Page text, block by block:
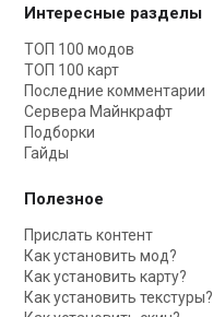
Интересные разделы
ТОП 100 модов
ТОП 100 карт
Последние комментарии
Сервера Майнкрафт
Подборки
Гайды
Полезное
Прислать контент
Как установить мод?
Как установить карту?
Как установить текстуры?